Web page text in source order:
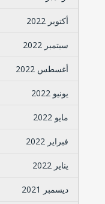
أكتوبر 2022
سبتمبر 2022
أغسطس 2022
يونيو 2022
مايو 2022
فبراير 2022
يناير 2022
ديسمبر 2021